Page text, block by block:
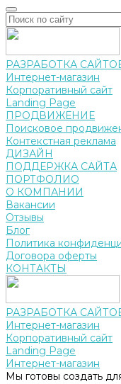
РАЗРАБОТКА
Интернет-магазин
Корпоративный сайт
Landing Page
ПРОДВИЖЕНИЕ
Поисковое
Контекстная реклама
ДИЗАЙН
ПОДДЕРЖКА САЙТА
ПОРТФОЛИО
О КОМПАНИИ
Вакансии
Отзывы
Блог
Политика
Договора оферты
КОНТАКТЫ
РАЗРАБОТКА
Интернет-магазин
Корпоративный сайт
Landing Page
Интернет-магазин
Мы готовы создать